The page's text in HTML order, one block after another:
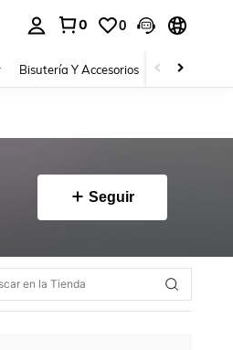
0 0
Bisutería Y Accesorios Zapatos
Seguir